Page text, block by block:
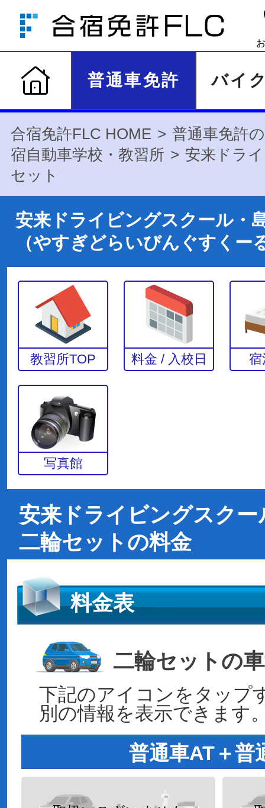
普通車免許 バイ
合宿免許FLC HOME
普通車免許
宿自動車学校・教習所
安来ドラ
セット
安来ドライビングスクール・
（やすぎどらいびんぐすくー
教習所TOP 料金 / 入校日 宿
写真館
安来ドライビングスクー
二輪セットの料金
料金表
二輪セットの
下記のアイコンをタップ
別の情報を表示できます
普通車AT＋普